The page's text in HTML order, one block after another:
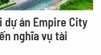
án Empire City
nghĩa vụ tài